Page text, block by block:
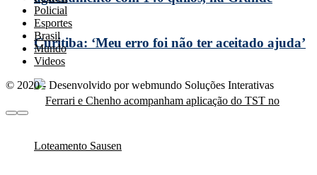
Curitiba: ‘Meu erro foi não ter aceitado ajuda’
Policial
Esportes
Brasil
Mundo
Videos
© 2020 - Desenvolvido por webmundo Soluções Interativas